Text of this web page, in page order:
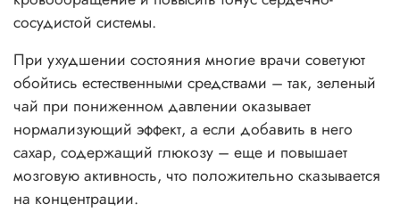
сосудистой системы.
При ухудшении состояния многие врачи советуют
обойтись естественными средствами – так, зеленый
чай при пониженном давлении оказывает
нормализующий эффект, а если добавить в него
сахар, содержащий глюкозу – еще и повышает
мозговую активность, что положительно сказывается
на концентрации.